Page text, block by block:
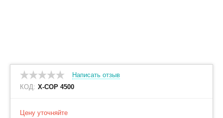
Написать отзыв
КОД: X-COP 4500
Цену уточняйте